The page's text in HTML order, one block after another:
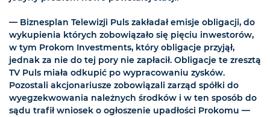
— Biznesplan Telewizji Puls zakładał emisje obligacji, do
wykupienia których zobowiązało się pięciu inwestorów,
w tym Prokom Investments, który obligacje przyjął,
jednak za nie do tej pory nie zapłacił. Obligacje te zresztą
TV Puls miała odkupić po wypracowaniu zysków.
Pozostali akcjonariusze zobowiązali zarząd spółki do
wyegzekwowania należnych środków i w ten sposób do
sądu trafił wniosek o ogłoszenie upadłości Prokomu —